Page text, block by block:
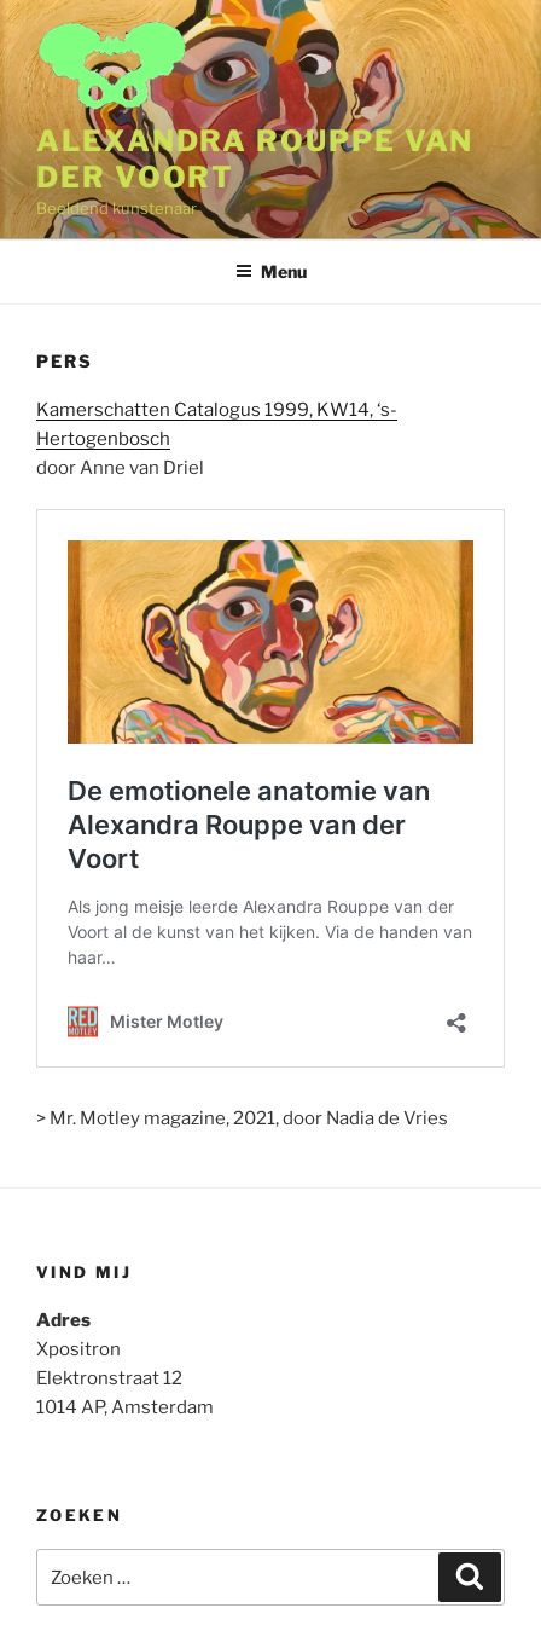
Naar
de
inhoud
springen
ALEXANDRA ROUPPE VAN
DER VOORT
Beeldend kunstenaar
Menu
PERS
Kamerschatten Catalogus 1999, KW14, ‘s-
Hertogenbosch
door Anne van Driel
> Mr. Motley magazine, 2021, door Nadia de Vries
VIND MIJ
Adres
Xpositron
Elektronstraat 12
1014 AP, Amsterdam
ZOEKEN
naar: